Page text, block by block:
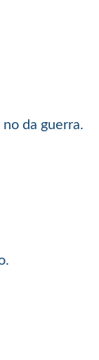
da guerra.